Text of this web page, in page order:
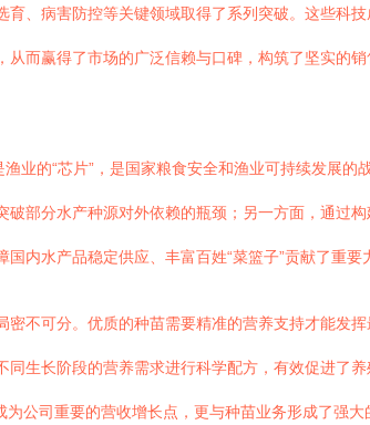
、病害防控等关键领域取得了系列突破。这些科
而赢得了市场的广泛信赖与口碑，构筑了坚实的
业的“芯片”，是国家粮食安全和渔业可持续发展
部分水产种源对外依赖的瓶颈；另一方面，通过
内水产品稳定供应、丰富百姓“菜篮子”贡献了重要
不可分。优质的种苗需要精准的营养支持才能发
生长阶段的营养需求进行科学配方，有效促进了
公司重要的营收增长点，更与种苗业务形成了强